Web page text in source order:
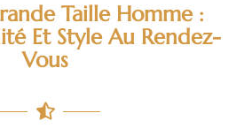
Taille Homme :
Et Style Au Rendez-
Vous